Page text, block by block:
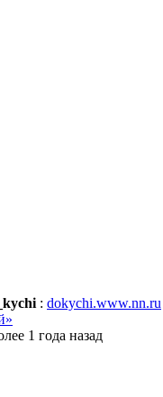
: dokychi.www.nn.ru
1 года назад